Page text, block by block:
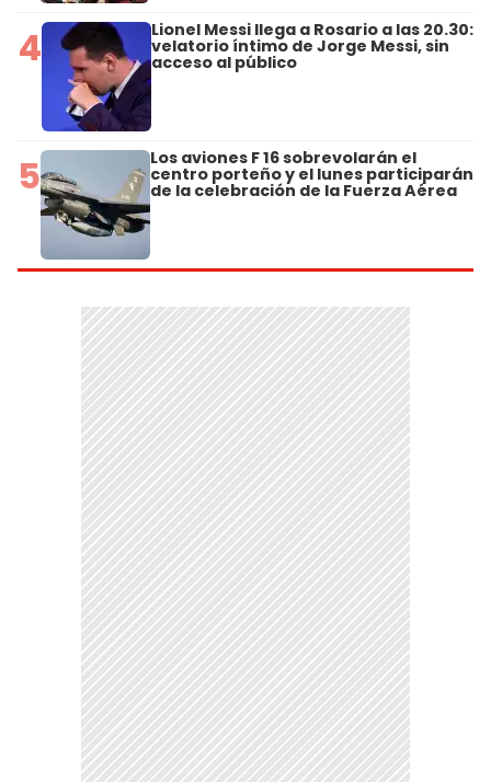
4 Lionel Messi llega a Rosario a las 20.30:
velatorio íntimo de Jorge Messi, sin
acceso al público
5 Los aviones F 16 sobrevolarán el
centro porteño y el lunes participarán
de la celebración de la Fuerza Aérea